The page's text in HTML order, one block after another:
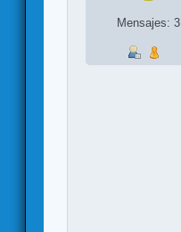
Mensajes: 3